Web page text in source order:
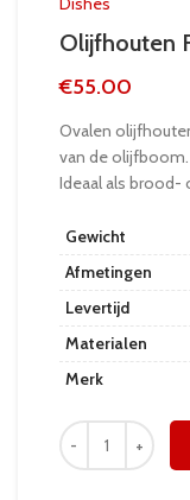
Olijfhouten
€55.00
Ovalen
van de olijfboom.
Ideaal als brood-
Gewicht
Afmetingen
Levertijd
Materialen
Merk